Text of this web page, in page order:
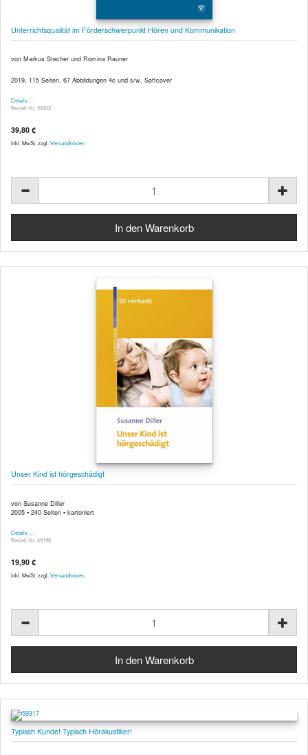
Unterrichtsqualität im Förderschwerpunkt Hören und Kommunikation
von Markus Stecher und Romina Rauner
2019, 115 Seiten, 67 Abbildungen 4c und s/w, Softcover
Details …
Bestell-Nr. 59302
39,80 €
inkl. MwSt. zzgl. Versandkosten
Unser Kind ist hörgeschädigt
von Susanne Diller
2005 ▪ 240 Seiten ▪ kartoniert
Details …
Bestell-Nr. 49198
19,90 €
inkl. MwSt. zzgl. Versandkosten
Typisch Kunde! Typisch Hörakustiker!